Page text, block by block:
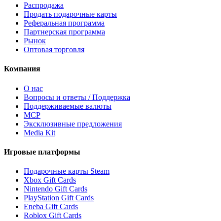
Распродажа
Продать подарочные карты
Реферальная программа
Партнерская программа
Рынок
Оптовая торговля
Компания
О нас
Вопросы и ответы / Поддержка
Поддерживаемые валюты
MCP
Эксклюзивные предложения
Media Kit
Игровые платформы
Подарочные карты Steam
Xbox Gift Cards
Nintendo Gift Cards
PlayStation Gift Cards
Eneba Gift Cards
Roblox Gift Cards